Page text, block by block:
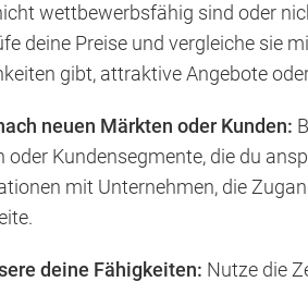
wettbewerbsfähig sind oder
deine Preise und vergleiche sie
gibt, attraktive Angebote
neuen Märkten oder Kunden:
oder Kundensegmente, die du
mit Unternehmen, die
deine Fähigkeiten: Nutze die